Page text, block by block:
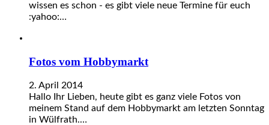
wissen es schon - es gibt viele neue Termine für euch
:yahoo:…
Fotos vom Hobbymarkt
2. April 2014
Hallo Ihr Lieben, heute gibt es ganz viele Fotos von
meinem Stand auf dem Hobbymarkt am letzten Sonntag
in Wülfrath.…